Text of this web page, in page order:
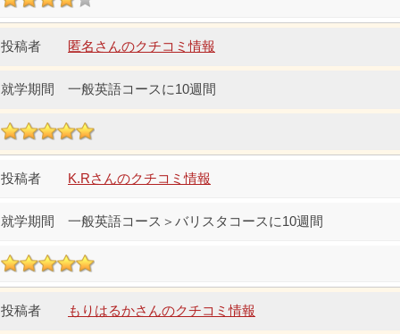
匿名さんのクチコミ情報
一般英語コースに10週間
K.Rさんのクチコミ情報
一般英語コース＞バリスタコースに10週間
もりはるかさんのクチコミ情報